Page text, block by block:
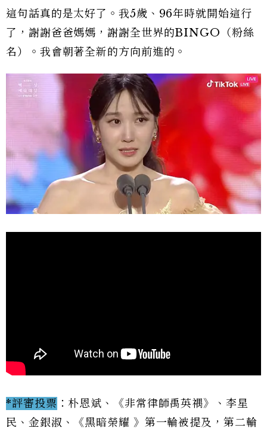
這句話真的是太好了。我5歲、96年時就開始這行
了，謝謝爸爸媽媽，謝謝全世界的BINGO（粉絲
名）。我會朝著全新的方向前進的。
*評審投票 ：朴恩斌、《非常律師禹英禑》、李星
民、金銀淑、《黑暗榮耀 》第一輪被提及，第二輪